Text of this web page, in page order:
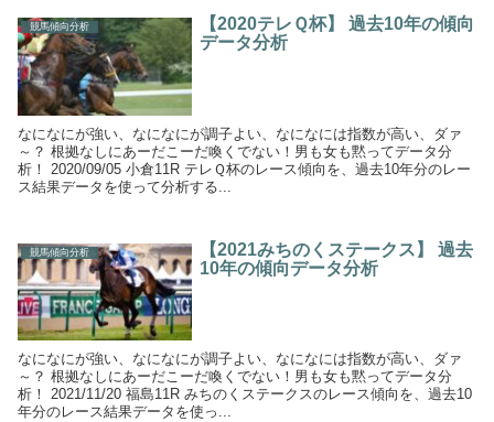
競馬傾向分析
【2020テレＱ杯】 過去10年の傾向
データ分析
なになにが強い、なになにが調子よい、なになには指数が高い、ダァ
～？ 根拠なしにあーだこーだ喚くでない！男も女も黙ってデータ分
析！ 2020/09/05 小倉11R テレＱ杯のレース傾向を、過去10年分のレー
ス結果データを使って分析する...
競馬傾向分析
【2021みちのくステークス】 過去
10年の傾向データ分析
なになにが強い、なになにが調子よい、なになには指数が高い、ダァ
～？ 根拠なしにあーだこーだ喚くでない！男も女も黙ってデータ分
析！ 2021/11/20 福島11R みちのくステークスのレース傾向を、過去10
年分のレース結果データを使っ...